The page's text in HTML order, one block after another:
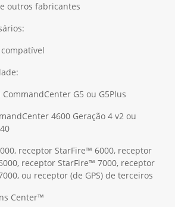
outros fabricantes
G5 ou G5Plus
4600 Geração 4 v2 ou
receptor StarFire™ 6000, receptor
receptor StarFire™ 7000, receptor
ou receptor (de GPS) de terceiros
Center™